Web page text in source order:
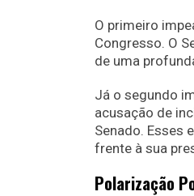
O primeiro
Congresso. O
de uma
Já o segundo
acusação de
Senado. Esses
frente à sua
Polarização